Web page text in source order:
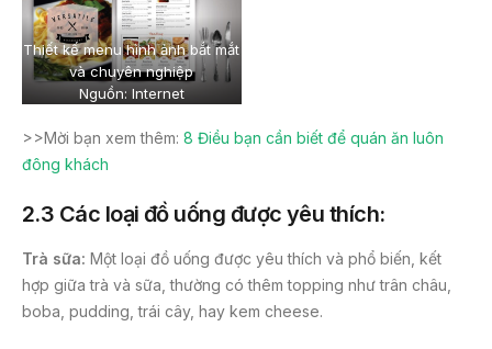
Thiết kế menu hình ảnh bắt mắt
và chuyên nghiệp
Nguồn: Internet
>>Mời bạn xem thêm: 8 Điều bạn cần biết để quán ăn luôn
đông khách
2.3 Các loại đồ uống được yêu thích:
Trà sữa: Một loại đồ uống được yêu thích và phổ biến, kết
hợp giữa trà và sữa, thường có thêm topping như trân châu,
boba, pudding, trái cây, hay kem cheese.